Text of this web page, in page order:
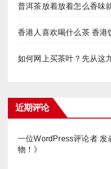
普洱茶放着放着怎么香味
香港人喜欢喝什么茶 香港
如何网上买茶叶？先从这
近期评论
一位WordPress评论者发
物！ 》